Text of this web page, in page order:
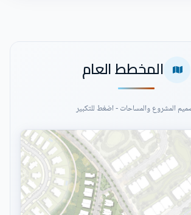
المخطط العام
المشروع والمساحات - اضغط للتكبير